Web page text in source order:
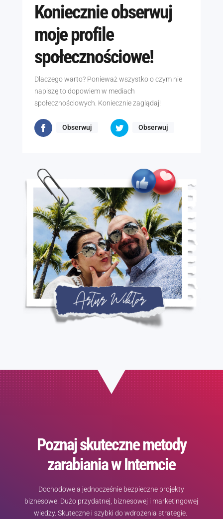
Koniecznie obserwuj
moje profile
społecznościowe!
Dlaczego warto? Ponieważ wszystko o czym nie
napiszę to dopowiem w mediach
społecznościowych. Koniecznie zaglądaj!
Obserwuj Obserwuj
Poznaj skuteczne metody
zarabiania w Interncie
Dochodowe a jednocześnie bezpieczne projekty
biznesowe. Dużo przydatnej, biznesowej i marketingowej
wiedzy. Skuteczne i szybki do wdrożenia strategie.